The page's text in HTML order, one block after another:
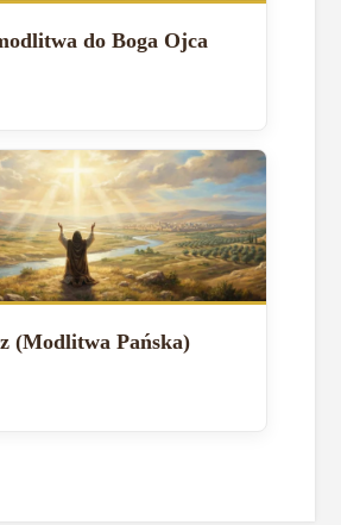
do Boga Ojca
(Modlitwa Pańska)